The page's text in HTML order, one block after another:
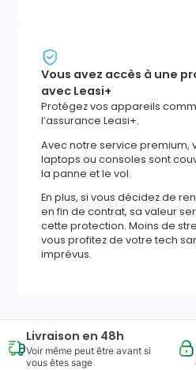
Vous avez accès à une
avec Leasi+
Protégez vos appareils
l’assurance Leasi+.
Avec notre service premium,
laptops ou consoles sont
la panne et le vol.
En plus, si vous décidez de
en fin de contrat, sa valeur
cette protection. Moins de
vous profitez de votre tech
imprévus.
Livraison en 48h
Voir même peut être avant si
vous êtes sage